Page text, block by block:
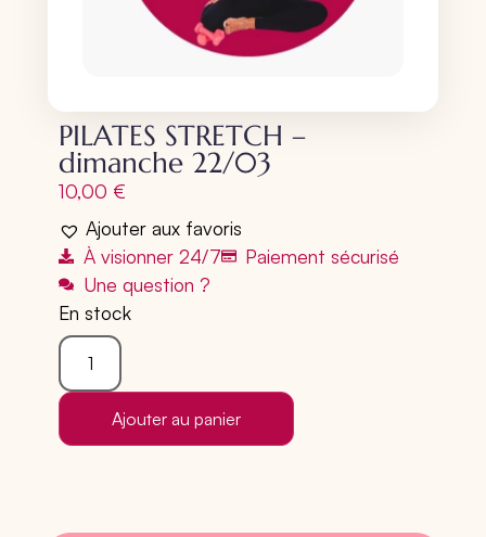
PILATES STRETCH –
dimanche 22/03
10,00 €
Ajouter aux favoris
À visionner 24/7
Paiement sécurisé
Une question ?
En stock
Ajouter au panier